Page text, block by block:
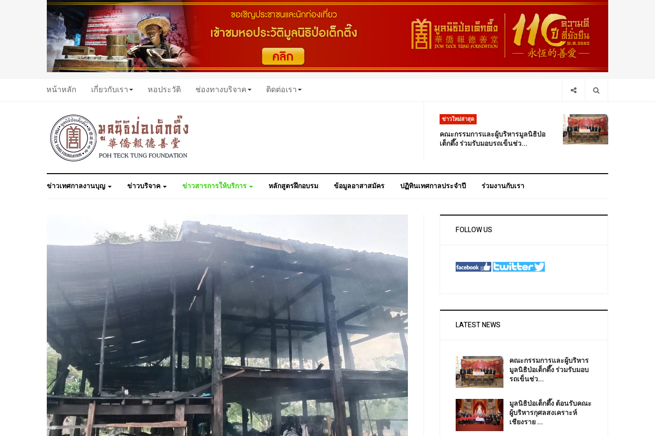
หน้าหลัก เกี่ยวกับเรา หอประวัติ ช่องทางบริจาค ติดต่อเรา
ข่าวใหม่ล่าสุด
คณะกรรมการและผู้บริหารมูลนิธิป่อ
เต็กตึ๊ง ร่วมรับมอบรถเข็นช่ว...
ข่าวเทศกาลงานบุญ ข่าวบริจาค ข่าวสารการให้บริการ หลักสูตรฝึกอบรม ข้อมูลอาสาสมัคร ปฏิทินเทศกาลประจำปี ร่วมงานกับเรา
FOLLOW US
LATEST NEWS
คณะกรรมการและผู้บริหาร
มูลนิธิป่อเต็กตึ๊ง ร่วมรับมอบ
รถเข็นช่ว...
มูลนิธิป่อเต็กตึ๊ง ต้อนรับคณะ
ผู้บริหารกุศลสงเคราะห์
เชียงราย ...